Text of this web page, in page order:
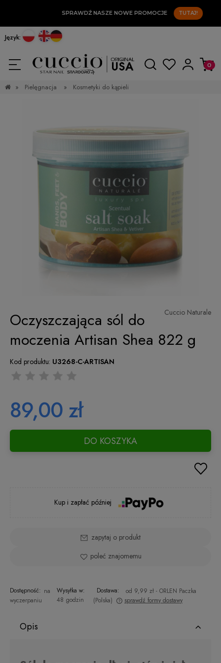
SPRAWDŹ NASZE NOWE PROMOCJE TUTAJ!
Język:
» Pielęgnacja » Kosmetyki do kąpieli
Cuccio Naturale
Oczyszczająca sól do
moczenia Artisan Shea 822 g
Kod produktu: U3268-C-ARTISAN
89,00 zł
DO KOSZYKA
Kup i zapłać później
zapytaj o produkt
poleć znajomemu
Dostępność: na
wyczerpaniu
Wysyłka w:
48 godzin
Dostawa: od 9,99 zł - ORLEN Paczka
(Polska)
sprawdź formy dostawy
Opis